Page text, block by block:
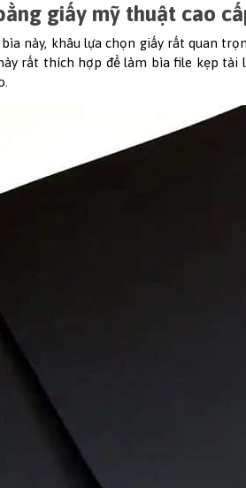
giấy mỹ thuật cao
này, khâu lựa chọn giấy rất quan
rất thích hợp để làm bìa file kẹp tài